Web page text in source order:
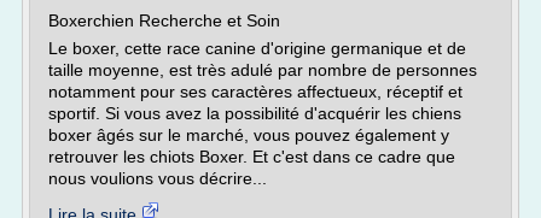
Boxerchien Recherche et Soin
Le boxer, cette race canine d'origine germanique et de
taille moyenne, est très adulé par nombre de personnes
notamment pour ses caractères affectueux, réceptif et
sportif. Si vous avez la possibilité d'acquérir les chiens
boxer âgés sur le marché, vous pouvez également y
retrouver les chiots Boxer. Et c'est dans ce cadre que
nous voulions vous décrire...